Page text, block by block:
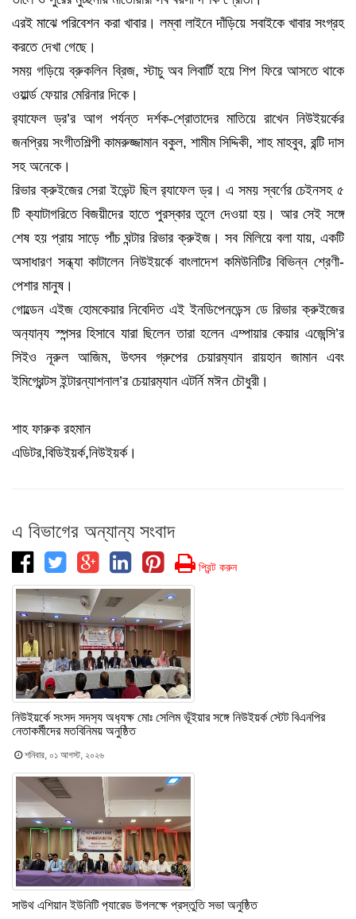
এরই মাঝে পরিবেশন করা খাবার। লম্বা লাইনে দাঁড়িয়ে সবাইকে খাবার সংগ্রহ
করতে দেখা গেছে।
সময় গড়িয়ে ব্রুকলিন ব্রিজ, স্টাচু অব লিবার্টি হয়ে শিপ ফিরে আসতে থাকে
ওয়ার্ল্ড ফেয়ার মেরিনার দিকে।
র‍্যাফেল ড্র’র আগ পর্যন্ত দর্শক-শ্রোতাদের মাতিয়ে রাখেন নিউইয়র্কের
জনপ্রিয় সংগীতশিল্পী কামরুজ্জামান বকুল, শামীম সিদ্দিকী, শাহ মাহবুব, রন্টি দাস
সহ অনেকে।
রিভার ক্রুইজের সেরা ইভেন্ট ছিল র‍্যাফেল ড্র। এ সময় স্বর্ণের চেইনসহ ৫
টি ক‍্যাটাগরিতে বিজয়ীদের হাতে পুরস্কার তুলে দেওয়া হয়। আর সেই সঙ্গে
শেষ হয় প্রায় সাড়ে পাঁচ ঘন্টার রিভার ক্রুইজ। সব মিলিয়ে বলা যায়, একটি
অসাধারণ সন্ধ্যা কাটালেন নিউইয়র্কে বাংলাদেশ কমিউনিটির বিভিন্ন শ্রেণী-
পেশার মানুষ।
গোল্ডেন এইজ হোমকেয়ার নিবেদিত এই ইনডিপেনডেন্স ডে রিভার ক্রুইজের
অন‍্যান‍্য স্পন্সর হিসাবে যারা ছিলেন তারা হলেন এম্পায়ার কেয়ার এজেন্সি’র
সিইও নূরুল আজিম, উৎসব গ্রুপের চেয়ারম‍্যান রায়হান জামান এবং
ইমিগ্রেন্টস ইন্টারন্যাশনাল’র চেয়ারম‍্যান এটর্নি মঈন চৌধুরী।
শাহ ফারুক রহমান
এডিটর,বিডিইয়র্ক,নিউইয়র্ক।
এ বিভাগের অন্যান্য সংবাদ
প্রিন্ট করুন
নিউইয়র্কে সংসদ সদস‍্য অধ‍্যক্ষ মোঃ সেলিম ভূঁইয়ার সঙ্গে নিউইয়র্ক স্টেট বিএনপির
নেতাকর্মীদের মতবিনিময় অনুষ্ঠিত
শনিবার, ০১ আগস্ট, ২০২৬
সাউথ এশিয়ান ইউনিটি প‍্যারেড উপলক্ষে প্রস্তুতি সভা অনুষ্ঠিত